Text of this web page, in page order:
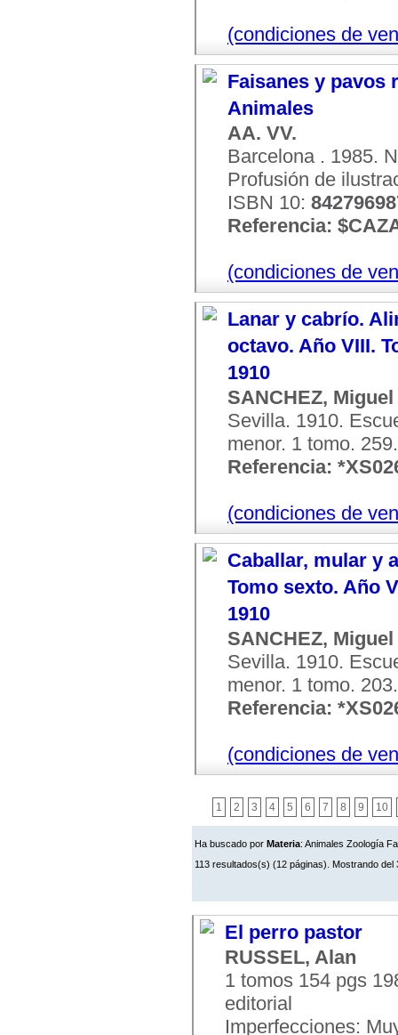
(condiciones de
Faisanes y pavos
Animales
AA. VV.
Barcelona . 1985.
Profusión de
ISBN 10:
Referencia:
(condiciones de
Lanar y cabrío.
octavo. Año VIII.
1910
SANCHEZ, Miguel
Sevilla. 1910.
menor. 1 tomo.
Referencia:
(condiciones de
Caballar, mular y
Tomo sexto. Año
1910
SANCHEZ, Miguel
Sevilla. 1910.
menor. 1 tomo.
Referencia:
(condiciones de
1 2 3 4 5 6 7 8 9 10
Ha buscado por Materia: Animales Zoología
113 resultados(s) (12 páginas). Mostrando del
El perro pastor
RUSSEL, Alan
1 tomos 154 pgs
editorial
Imperfecciones: